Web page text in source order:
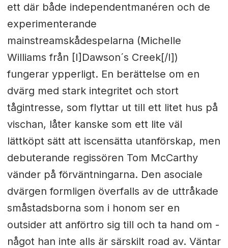
ett där både independentmanéren och de
experimenterande
mainstreamskådespelarna (Michelle
Williams från [I]Dawson´s Creek[/I])
fungerar ypperligt. En berättelse om en
dvärg med stark integritet och stort
tågintresse, som flyttar ut till ett litet hus på
vischan, låter kanske som ett lite väl
lättköpt sätt att iscensätta utanförskap, men
debuterande regissören Tom McCarthy
vänder på förväntningarna. Den asociale
dvärgen formligen överfalls av de uttråkade
småstadsborna som i honom ser en
outsider att anförtro sig till och ta hand om -
något han inte alls är särskilt road av. Väntar